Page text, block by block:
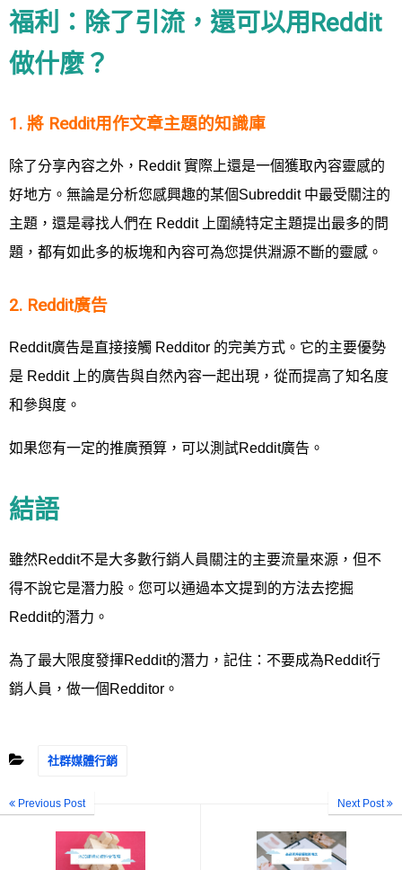
福利：除了引流，還可以用Reddit
做什麼？
1. 將 Reddit用作文章主題的知識庫
除了分享內容之外，Reddit 實際上還是一個獲取內容靈感的
好地方。無論是分析您感興趣的某個Subreddit 中最受關注的
主題，還是尋找人們在 Reddit 上圍繞特定主題提出最多的問
題，都有如此多的板塊和內容可為您提供淵源不斷的靈感。
2. Reddit廣告
Reddit廣告是直接接觸 Redditor 的完美方式。它的主要優勢
是 Reddit 上的廣告與自然內容一起出現，從而提高了知名度
和參與度。
如果您有一定的推廣預算，可以測試Reddit廣告。
結語
雖然Reddit不是大多數行銷人員關注的主要流量來源，但不
得不說它是潛力股。您可以通過本文提到的方法去挖掘
Reddit的潛力。
為了最大限度發揮Reddit的潛力，記住：不要成為Reddit行
銷人員，做一個Redditor。
社群媒體行銷
Previous Post Next Post